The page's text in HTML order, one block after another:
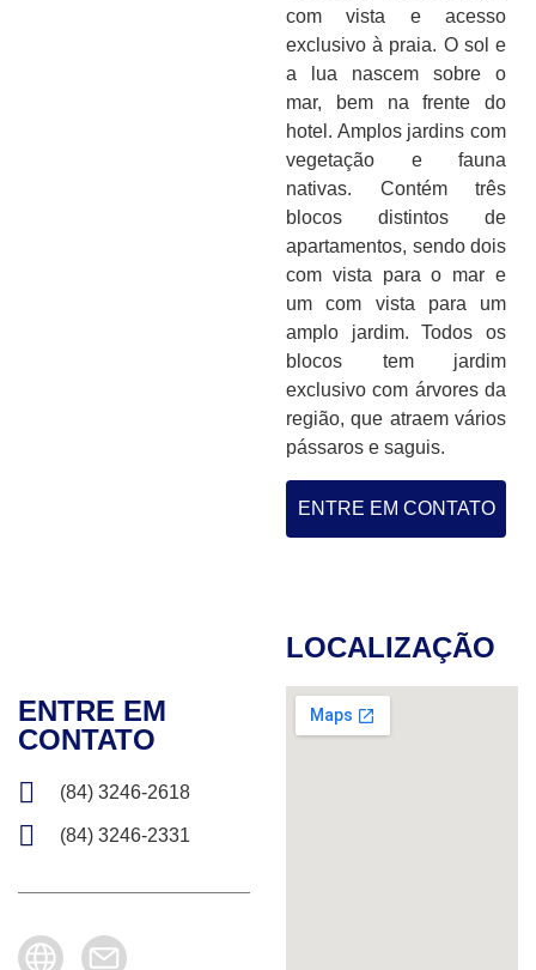
com vista e acesso
exclusivo à praia. O sol e
a lua nascem sobre o
mar, bem na frente do
hotel. Amplos jardins com
vegetação e fauna
nativas. Contém três
blocos distintos de
apartamentos, sendo dois
com vista para o mar e
um com vista para um
amplo jardim. Todos os
blocos tem jardim
exclusivo com árvores da
região, que atraem vários
pássaros e saguis.
ENTRE EM CONTATO
ENTRE EM
CONTATO
(84) 3246-2618
(84) 3246-2331
LOCALIZAÇÃO